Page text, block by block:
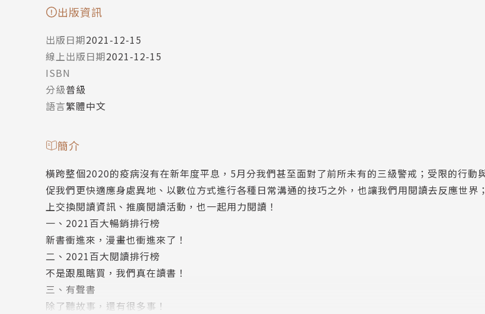
出版資訊
出版日期2021-12-15
線上出版日期2021-12-15
ISBN
分級普級
語言繁體中文
簡介
橫跨整個2020的疫病沒有在新年度平息，5月分我們甚至面對了前所未有的三級警戒；受限的行動
促我們更快適應身處異地、以數位方式進行各種日常溝通的技巧之外，也讓我們用閱讀去反應世界
上交換閱讀資訊、推廣閱讀活動，也一起用力閱讀！
一、2021百大暢銷排行榜
新書衝進來，漫畫也衝進來了！
二、2021百大閱讀排行榜
不是跟風瞎買，我們真在讀書！
三、有聲書
除了聽故事，還有很多事！